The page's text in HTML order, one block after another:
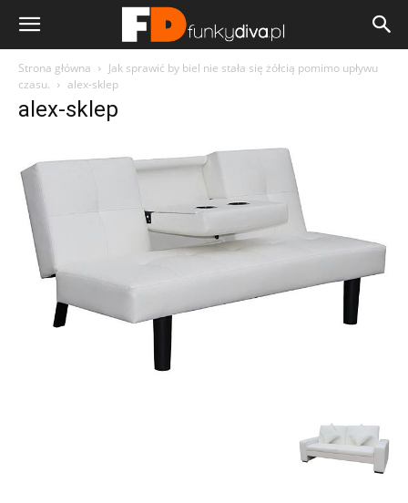
Strona główna
Jak sprawić by biel nie stała się żółcią pomimo upływu
czasu.
alex-sklep
alex-sklep